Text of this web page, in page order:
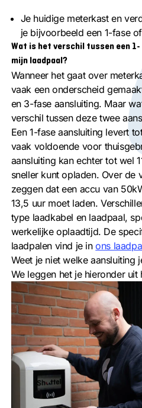
Je huidige meterkast en
je bijvoorbeeld een 1-fase
Wat is het verschil tussen een
mijn laadpaal?
Wanneer het gaat over
vaak een onderscheid
en 3-fase aansluiting. Maar
verschil tussen deze twee
Een 1-fase aansluiting levert
vaak voldoende voor
aansluiting kan echter tot wel
sneller kunt opladen. Over de
zeggen dat een accu van
13,5 uur moet laden.
type laadkabel en laadpaal,
werkelijke oplaadtijd. De
laadpalen vind je inons
Weet je niet welke aansluiting
We leggen het je hieronder